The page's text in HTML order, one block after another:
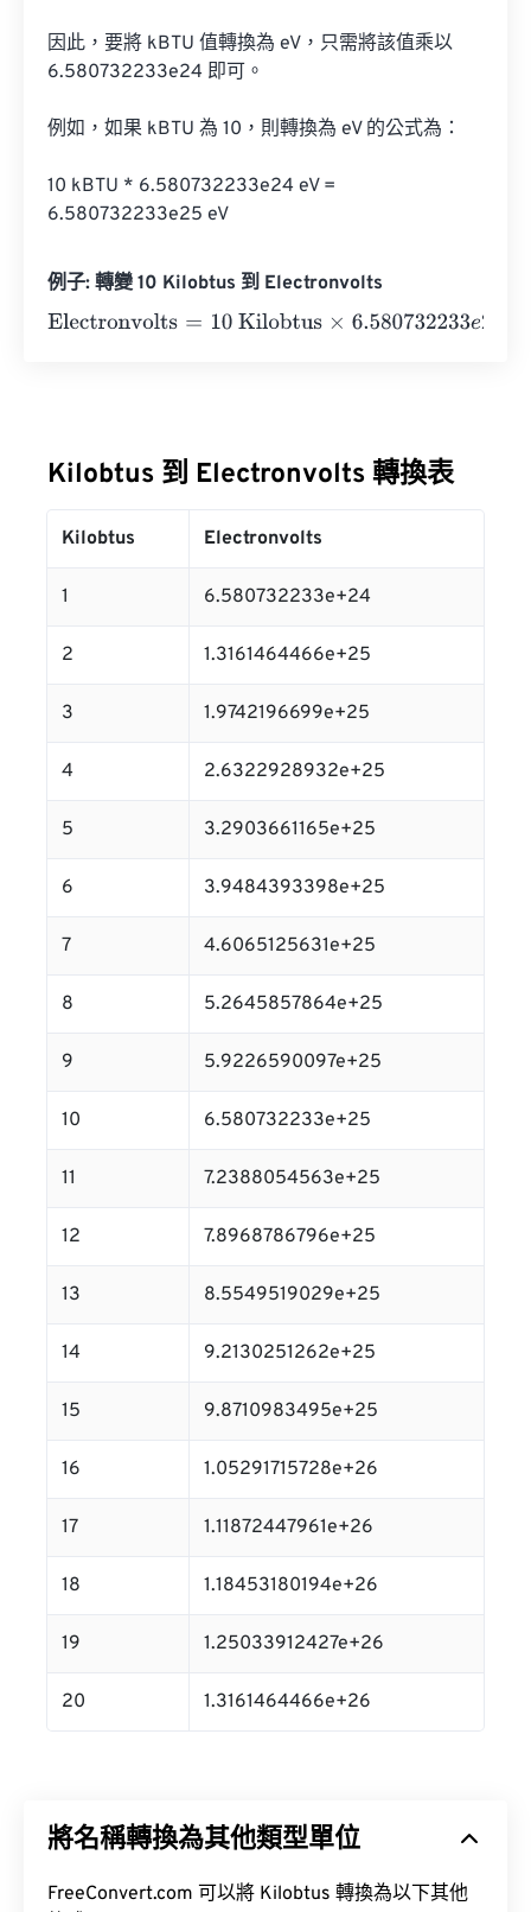
因此，要將 kBTU 值轉換為 eV，只需將該值乘以
6.580732233e24 即可。
例如，如果 kBTU 為 10，則轉換為 eV 的公式為：
10 kBTU * 6.580732233e24 eV =
6.580732233e25 eV
例子: 轉變 10 Kilobtus 到 Electronvolts
Electronvolts=10 Kilobtus×6.580732233e24=
Kilobtus 到 Electronvolts 轉換表
Kilobtus Electronvolts
1 6.580732233e+24
2 1.3161464466e+25
3 1.9742196699e+25
4 2.6322928932e+25
5 3.2903661165e+25
6 3.9484393398e+25
7 4.6065125631e+25
8 5.2645857864e+25
9 5.9226590097e+25
10 6.580732233e+25
11 7.2388054563e+25
12 7.8968786796e+25
13 8.5549519029e+25
14 9.2130251262e+25
15 9.8710983495e+25
16 1.05291715728e+26
17 1.11872447961e+26
18 1.18453180194e+26
19 1.25033912427e+26
20 1.3161464466e+26
將名稱轉換為其他類型單位
FreeConvert.com 可以將 Kilobtus 轉換為以下其他